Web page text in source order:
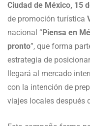
Ciudad de México, 15
de promoción turística
nacional “Piensa en
pronto”, que forma
estrategia de
llegará al mercado
con la intención de
viajes locales después